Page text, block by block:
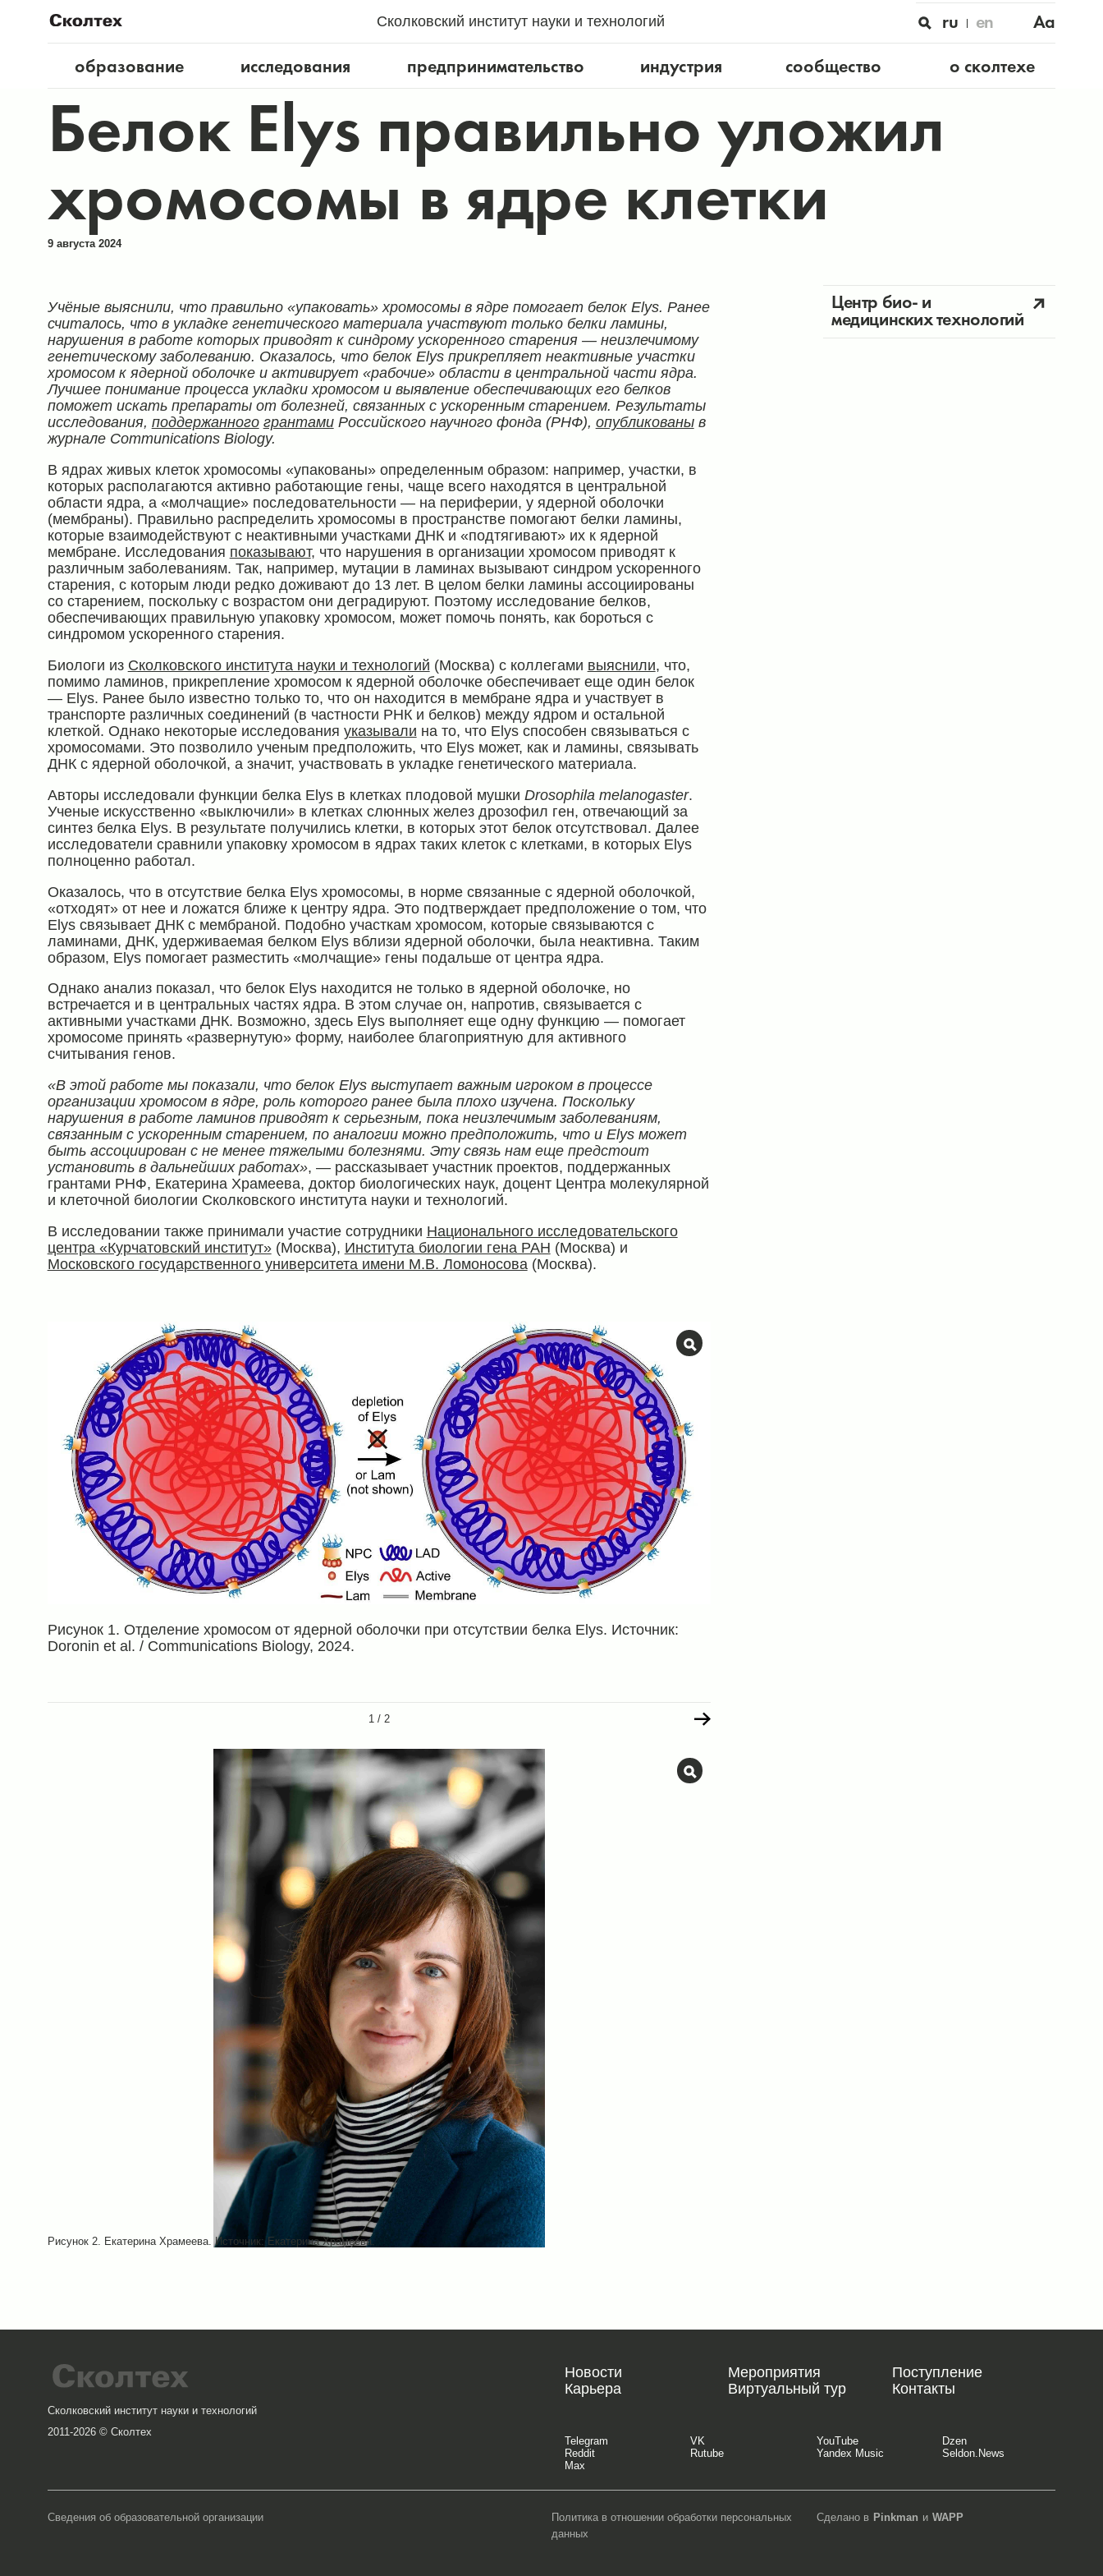
Сколковский институт науки и технологий ru en
Aa
образование
исследования предпринимательство индустрия сообщество о сколтехе
Белок Elys правильно уложил
хромосомы в ядре клетки
9 августа 2024
Учёные выяснили, что правильно «упаковать» хромосомы в ядре помогает белок Elys. Ранее
считалось, что в укладке генетического материала участвуют только белки ламины,
нарушения в работе которых приводят к синдрому ускоренного старения — неизлечимому
генетическому заболеванию. Оказалось, что белок Elys прикрепляет неактивные участки
хромосом к ядерной оболочке и активирует «рабочие» области в центральной части ядра.
Лучшее понимание процесса укладки хромосом и выявление обеспечивающих его белков
поможет искать препараты от болезней, связанных с ускоренным старением. Результаты
исследования, поддержанного грантамиРоссийского научного фонда (РНФ), опубликованыв
журнале Communications Biology.
В ядрах живых клеток хромосомы «упакованы» определенным образом: например, участки, в
которых располагаются активно работающие гены, чаще всего находятся в центральной
области ядра, а «молчащие» последовательности — на периферии, у ядерной оболочки
(мембраны). Правильно распределить хромосомы в пространстве помогают белки ламины,
которые взаимодействуют с неактивными участками ДНК и «подтягивают» их к ядерной
мембране. Исследования показывают, что нарушения в организации хромосом приводят к
различным заболеваниям. Так, например, мутации в ламинах вызывают синдром ускоренного
старения, с которым люди редко доживают до 13 лет. В целом белки ламины ассоциированы
со старением, поскольку с возрастом они деградируют. Поэтому исследование белков,
обеспечивающих правильную упаковку хромосом, может помочь понять, как бороться с
синдромом ускоренного старения.
Биологи из Сколковского института науки и технологий (Москва) с коллегами выяснили, что,
помимо ламинов, прикрепление хромосом к ядерной оболочке обеспечивает еще один белок
— Elys. Ранее было известно только то, что он находится в мембране ядра и участвует в
транспорте различных соединений (в частности РНК и белков) между ядром и остальной
клеткой. Однако некоторые исследования указывали на то, что Elys способен связываться с
хромосомами. Это позволило ученым предположить, что Elys может, как и ламины, связывать
ДНК с ядерной оболочкой, а значит, участвовать в укладке генетического материала.
Авторы исследовали функции белка Elys в клетках плодовой мушки Drosophila melanogaster.
Ученые искусственно «выключили» в клетках слюнных желез дрозофил ген, отвечающий за
синтез белка Elys. В результате получились клетки, в которых этот белок отсутствовал. Далее
исследователи сравнили упаковку хромосом в ядрах таких клеток с клетками, в которых Elys
полноценно работал.
Оказалось, что в отсутствие белка Elys хромосомы, в норме связанные с ядерной оболочкой,
«отходят» от нее и ложатся ближе к центру ядра. Это подтверждает предположение о том, что
Elys связывает ДНК с мембраной. Подобно участкам хромосом, которые связываются с
ламинами, ДНК, удерживаемая белком Elys вблизи ядерной оболочки, была неактивна. Таким
образом, Elys помогает разместить «молчащие» гены подальше от центра ядра.
Однако анализ показал, что белок Elys находится не только в ядерной оболочке, но
встречается и в центральных частях ядра. В этом случае он, напротив, связывается с
активными участками ДНК. Возможно, здесь Elys выполняет еще одну функцию — помогает
хромосоме принять «развернутую» форму, наиболее благоприятную для активного
считывания генов.
«В этой работе мы показали, что белок Elys выступает важным игроком в процессе
организации хромосом в ядре, роль которого ранее была плохо изучена. Поскольку
нарушения в работе ламинов приводят к серьезным, пока неизлечимым заболеваниям,
связанным с ускоренным старением, по аналогии можно предположить, что и Elys может
быть ассоциирован с не менее тяжелыми болезнями. Эту связь нам еще предстоит
установить в дальнейших работах», — рассказывает участник проектов, поддержанных
грантами РНФ, Екатерина Храмеева, доктор биологических наук, доцент Центра молекулярной
и клеточной биологии Сколковского института науки и технологий.
В исследовании также принимали участие сотрудники Национального исследовательского
центра «Курчатовский институт»(Москва), Института биологии гена РАН (Москва) и
Московского государственного университета имени М.В. Ломоносова(Москва).
Центр био- и
медицинских технологий
Рисунок 1. Отделение хромосом от ядерной оболочки при отсутствии белка Elys. Источник:
Doronin et al. / Communications Biology, 2024.
1 / 2
Рисунок 2. Екатерина Храмеева. Источник: Екатерина Храмеева.
Сколковский институт науки и технологий
2011-2026 © Сколтех
Новости Мероприятия
Поступление
Карьера
Виртуальный тур Контакты
Telegram VK YouTube
Dzen
Reddit
Rutube Yandex Music
Seldon.News
Max
Сведения об образовательной организации
Политика в отношении обработки персональных
данных
Сделано в Pinkman и WAPP